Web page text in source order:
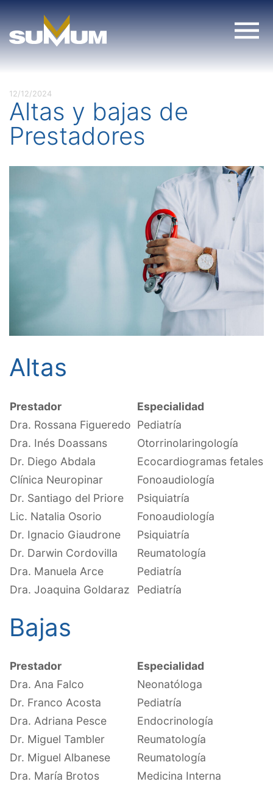
content
12/12/2024
Altas y bajas de
Prestadores
Altas
Prestador
Especialidad
Dra. Rossana Figueredo Pediatría
Dra. Inés Doassans
Otorrinolaringología
Dr. Diego Abdala
Ecocardiogramas fetales
Clínica Neuropinar
Fonoaudiología
Dr. Santiago del Priore
Psiquiatría
Lic. Natalia Osorio
Fonoaudiología
Dr. Ignacio Giaudrone
Psiquiatría
Dr. Darwin Cordovilla
Reumatología
Dra. Manuela Arce
Pediatría
Dra. Joaquina Goldaraz
Pediatría
Bajas
Prestador
Especialidad
Dra. Ana Falco
Neonatóloga
Dr. Franco Acosta
Pediatría
Dra. Adriana Pesce
Endocrinología
Dr. Miguel Tambler
Reumatología
Dr. Miguel Albanese
Reumatología
Dra. María Brotos
Medicina Interna